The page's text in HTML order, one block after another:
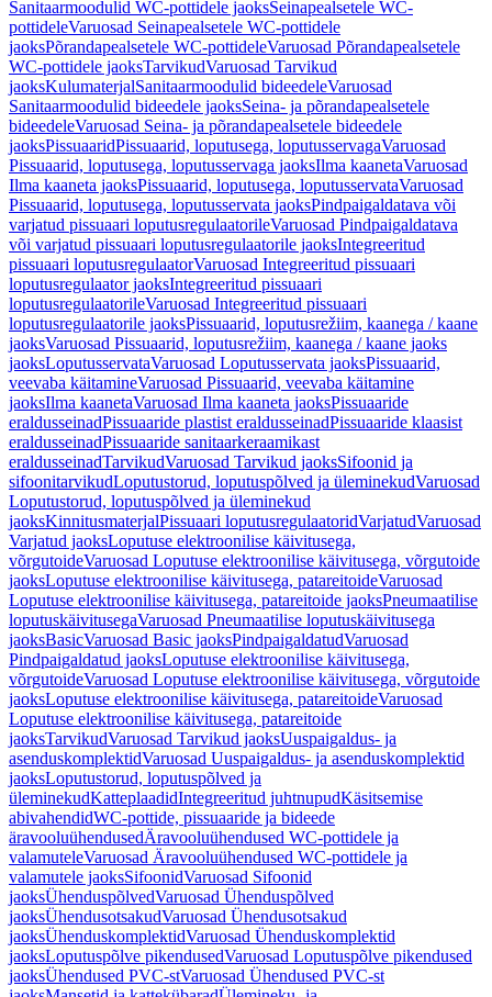
Sanitaarmoodulid WC-pottidele jaoksSeinapealsetele WC-
pottideleVaruosad Seinapealsetele WC-pottidele
jaoksPõrandapealsetele WC-pottideleVaruosad Põrandapealsetele
WC-pottidele jaoksTarvikudVaruosad Tarvikud
jaoksKulumaterjalSanitaarmoodulid bideedeleVaruosad
Sanitaarmoodulid bideedele jaoksSeina- ja põrandapealsetele
bideedeleVaruosad Seina- ja põrandapealsetele bideedele
jaoksPissuaaridPissuaarid, loputusega, loputusservagaVaruosad
Pissuaarid, loputusega, loputusservaga jaoksIlma kaanetaVaruosad
Ilma kaaneta jaoksPissuaarid, loputusega, loputusservataVaruosad
Pissuaarid, loputusega, loputusservata jaoksPindpaigaldatava või
varjatud pissuaari loputusregulaatorileVaruosad Pindpaigaldatava
või varjatud pissuaari loputusregulaatorile jaoksIntegreeritud
pissuaari loputusregulaatorVaruosad Integreeritud pissuaari
loputusregulaator jaoksIntegreeritud pissuaari
loputusregulaatorileVaruosad Integreeritud pissuaari
loputusregulaatorile jaoksPissuaarid, loputusrežiim, kaanega / kaane
jaoksVaruosad Pissuaarid, loputusrežiim, kaanega / kaane jaoks
jaoksLoputusservataVaruosad Loputusservata jaoksPissuaarid,
veevaba käitamineVaruosad Pissuaarid, veevaba käitamine
jaoksIlma kaanetaVaruosad Ilma kaaneta jaoksPissuaaride
eraldusseinadPissuaaride plastist eraldusseinadPissuaaride klaasist
eraldusseinadPissuaaride sanitaarkeraamikast
eraldusseinadTarvikudVaruosad Tarvikud jaoksSifoonid ja
sifoonitarvikudLoputustorud, loputuspõlved ja üleminekudVaruosad
Loputustorud, loputuspõlved ja üleminekud
jaoksKinnitusmaterjalPissuaari loputusregulaatoridVarjatudVaruosad
Varjatud jaoksLoputuse elektroonilise käivitusega,
võrgutoideVaruosad Loputuse elektroonilise käivitusega, võrgutoide
jaoksLoputuse elektroonilise käivitusega, patareitoideVaruosad
Loputuse elektroonilise käivitusega, patareitoide jaoksPneumaatilise
loputuskäivitusegaVaruosad Pneumaatilise loputuskäivitusega
jaoksBasicVaruosad Basic jaoksPindpaigaldatudVaruosad
Pindpaigaldatud jaoksLoputuse elektroonilise käivitusega,
võrgutoideVaruosad Loputuse elektroonilise käivitusega, võrgutoide
jaoksLoputuse elektroonilise käivitusega, patareitoideVaruosad
Loputuse elektroonilise käivitusega, patareitoide
jaoksTarvikudVaruosad Tarvikud jaoksUuspaigaldus- ja
asenduskomplektidVaruosad Uuspaigaldus- ja asenduskomplektid
jaoksLoputustorud, loputuspõlved ja
üleminekudKatteplaadidIntegreeritud juhtnupudKäsitsemise
abivahendidWC-pottide, pissuaaride ja bideede
äravooluühendusedÄravooluühendused WC-pottidele ja
valamuteleVaruosad Äravooluühendused WC-pottidele ja
valamutele jaoksSifoonidVaruosad Sifoonid
jaoksÜhenduspõlvedVaruosad Ühenduspõlved
jaoksÜhendusotsakudVaruosad Ühendusotsakud
jaoksÜhenduskomplektidVaruosad Ühenduskomplektid
jaoksLoputuspõlve pikendusedVaruosad Loputuspõlve pikendused
jaoksÜhendused PVC-stVaruosad Ühendused PVC-st